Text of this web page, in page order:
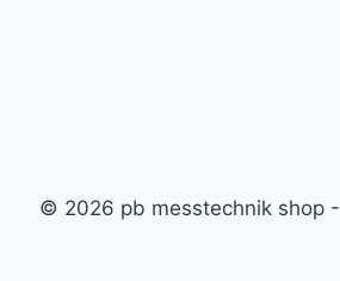
© 2026 pb messtechnik shop -